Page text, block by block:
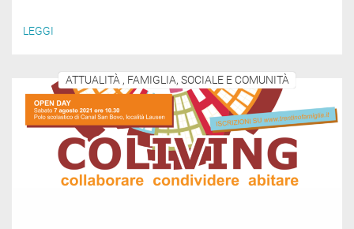
LEGGI
ATTUALITÀ , FAMIGLIA, SOCIALE E COMUNITÀ